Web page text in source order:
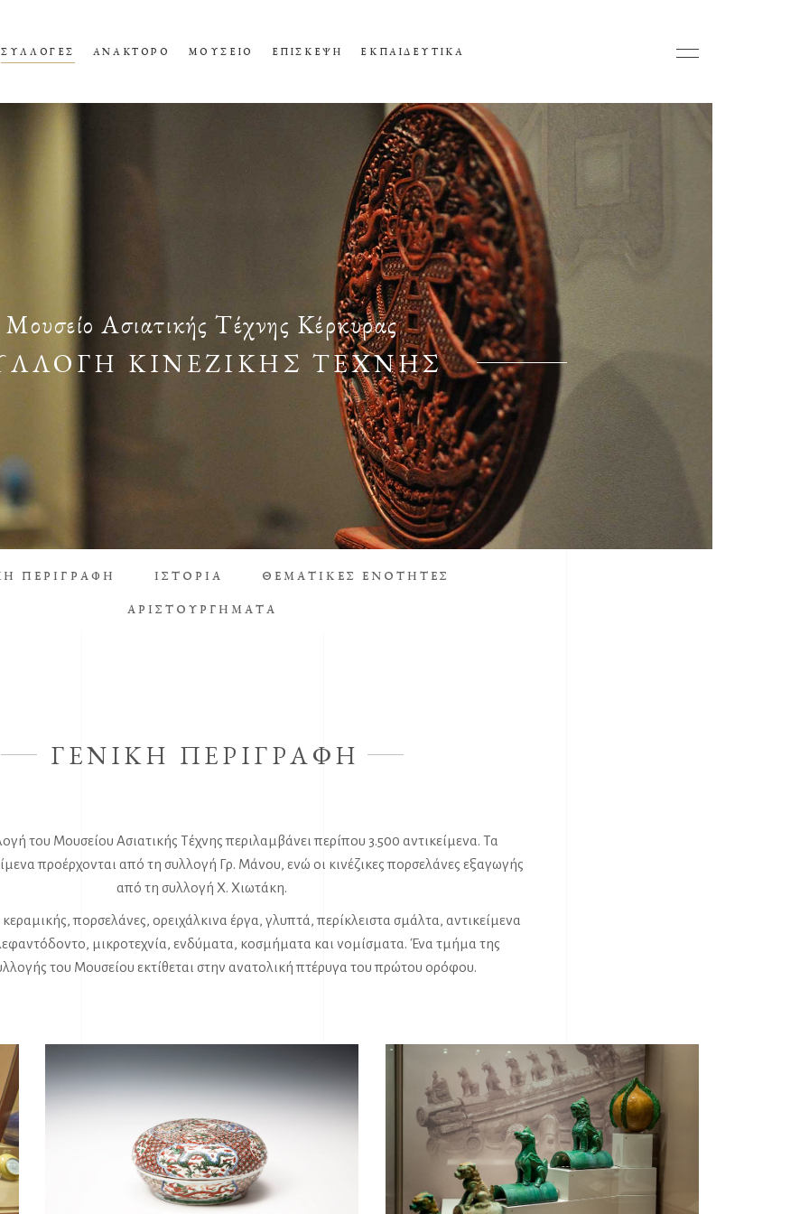
ΣΥΛΛΟΓΕΣ ΑΝΑΚΤΟΡΟ ΜΟΥΣΕΙΟ ΕΠΙΣΚΕΨΗ ΕΚΠΑΙΔΕΥΤΙΚΑ
Μουσείο Ασιατικής Τέχνης Κέρκυρας
ΚΙΝΕΖΙΚΗΣ ΤΕΧΝΗΣ
ΠΕΡΙΓΡΑΦΗ ΙΣΤΟΡΙΑ ΘΕΜΑΤΙΚΕΣ ΕΝΟΤΗΤΕΣ
ΑΡΙΣΤΟΥΡΓΗΜΑΤΑ
ΓΕΝΙΚΗ ΠΕΡΙΓΡΑΦΗ
του Μουσείου Ασιατικής Τέχνης περιλαμβάνει περίπου 3.500 αντικείμενα. Τα
προέρχονται από τη συλλογή Γρ. Μάνου, ενώ οι κινέζικες πορσελάνες εξαγωγής
από τη συλλογή Χ. Χιωτάκη.
πορσελάνες, ορειχάλκινα έργα, γλυπτά, περίκλειστα σμάλτα, αντικείμενα
μικροτεχνία, ενδύματα, κοσμήματα και νομίσματα. Ένα τμήμα της
του Μουσείου εκτίθεται στην ανατολική πτέρυγα του πρώτου ορόφου.